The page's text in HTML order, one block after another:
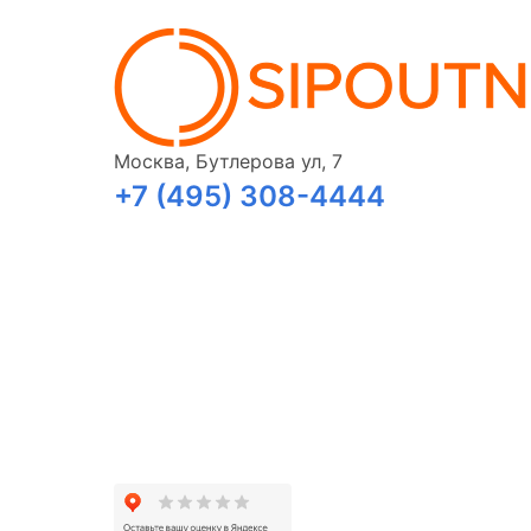
Москва, Бутлерова ул, 7
+7 (495) 308-4444